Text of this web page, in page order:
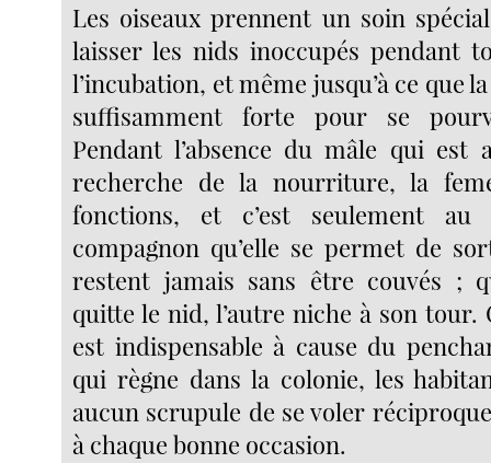
Les oiseaux prennent un soin
laisser les nids inoccupés pendant
l’incubation, et même jusqu’à ce que
suffisamment forte pour se
Pendant l’absence du mâle qui
recherche de la nourriture, la
fonctions, et c’est seulement
compagnon qu’elle se permet de
restent jamais sans être couvés ;
quitte le nid, l’autre niche à son tour.
est indispensable à cause du
qui règne dans la colonie, les
aucun scrupule de se voler
à chaque bonne occasion.